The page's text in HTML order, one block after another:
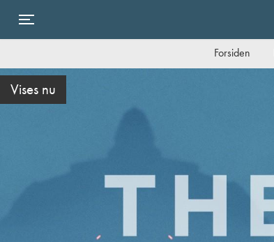
Forsiden
Danmarkspremiere i dag torsdag